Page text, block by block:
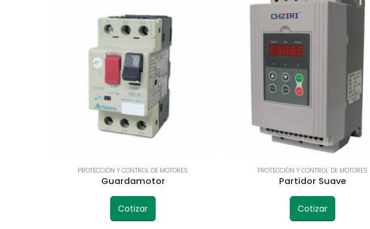
PROTECCIÓN Y CONTROL DE MOTORES
Guardamotor
Cotizar
PROTECCIÓN Y CONTROL DE MOTORES
Partidor Suave
Cotizar